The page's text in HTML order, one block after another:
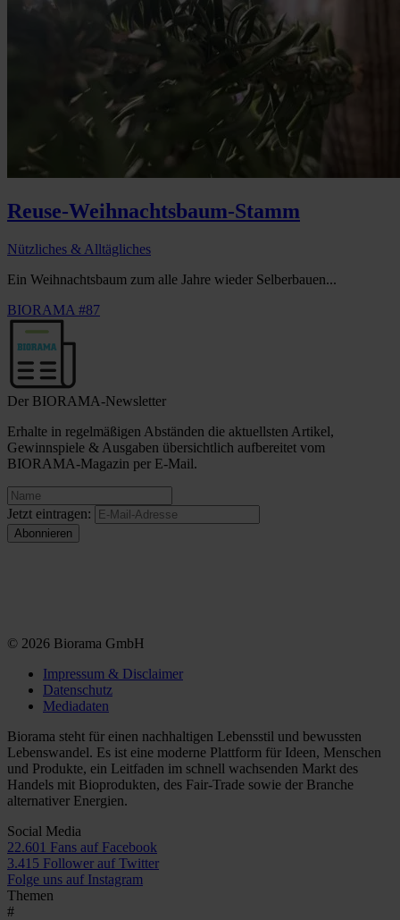
Reuse-Weihnachtsbaum-Stamm
Nützliches & Alltägliches
Ein Weihnachtsbaum zum alle Jahre wieder Selberbauen...
BIORAMA #87
Der BIORAMA-Newsletter
Erhalte in regelmäßigen Abständen die aktuellsten Artikel,
Gewinnspiele & Ausgaben übersichtlich aufbereitet vom
BIORAMA-Magazin per E-Mail.
Jetzt eintragen:
© 2026 Biorama GmbH
Impressum & Disclaimer
Datenschutz
Mediadaten
Biorama steht für einen nachhaltigen Lebensstil und bewussten
Lebenswandel. Es ist eine moderne Plattform für Ideen, Menschen
und Produkte, ein Leitfaden im schnell wachsenden Markt des
Handels mit Bioprodukten, des Fair-Trade sowie der Branche
alternativer Energien.
Social Media
22.601 Fans auf Facebook
3.415 Follower auf Twitter
Folge uns auf Instagram
Themen
#